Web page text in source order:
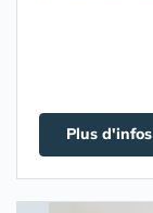
Plus d'infos